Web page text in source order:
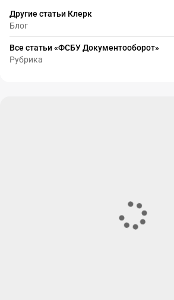
Другие статьи Клерк
Блог
Все статьи «ФСБУ Документооборот»
Рубрика